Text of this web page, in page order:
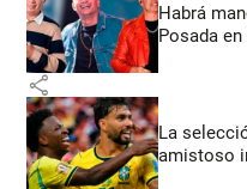
Habrá
Posada en
share
La
amistoso